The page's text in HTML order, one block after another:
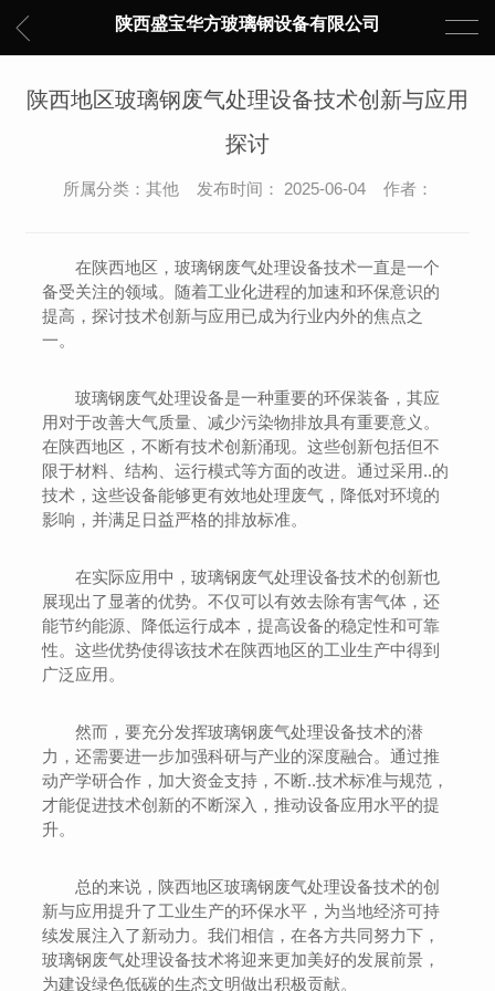
陕西盛宝华方玻璃钢设备有限公司
陕西地区玻璃钢废气处理设备技术创新与应用
探讨
所属分类：其他 发布时间： 2025-06-04 作者：
在陕西地区，玻璃钢废气处理设备技术一直是一个
备受关注的领域。随着工业化进程的加速和环保意识的
提高，探讨技术创新与应用已成为行业内外的焦点之
一。
玻璃钢废气处理设备是一种重要的环保装备，其应
用对于改善大气质量、减少污染物排放具有重要意义。
在陕西地区，不断有技术创新涌现。这些创新包括但不
限于材料、结构、运行模式等方面的改进。通过采用..的
技术，这些设备能够更有效地处理废气，降低对环境的
影响，并满足日益严格的排放标准。
在实际应用中，玻璃钢废气处理设备技术的创新也
展现出了显著的优势。不仅可以有效去除有害气体，还
能节约能源、降低运行成本，提高设备的稳定性和可靠
性。这些优势使得该技术在陕西地区的工业生产中得到
广泛应用。
然而，要充分发挥玻璃钢废气处理设备技术的潜
力，还需要进一步加强科研与产业的深度融合。通过推
动产学研合作，加大资金支持，不断..技术标准与规范，
才能促进技术创新的不断深入，推动设备应用水平的提
升。
总的来说，陕西地区玻璃钢废气处理设备技术的创
新与应用提升了工业生产的环保水平，为当地经济可持
续发展注入了新动力。我们相信，在各方共同努力下，
玻璃钢废气处理设备技术将迎来更加美好的发展前景，
为建设绿色低碳的生态文明做出积极贡献。